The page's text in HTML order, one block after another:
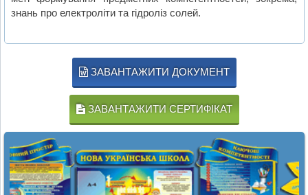
знань про електроліти та гідроліз солей.
ЗАВАНТАЖИТИ ДОКУМЕНТ
ЗАВАНТАЖИТИ СЕРТИФІКАТ